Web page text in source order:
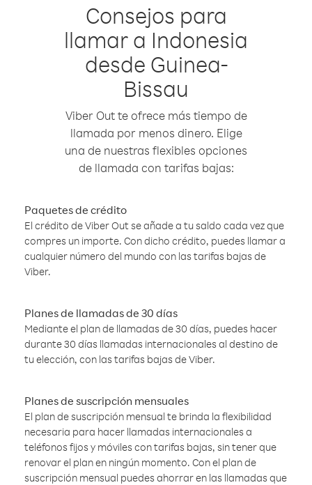
Consejos para
llamar a Indonesia
desde Guinea-
Bissau
Viber Out te ofrece más tiempo de
llamada por menos dinero. Elige
una de nuestras flexibles opciones
de llamada con tarifas bajas:
Paquetes de crédito
El crédito de Viber Out se añade a tu saldo cada vez que
compres un importe. Con dicho crédito, puedes llamar a
cualquier número del mundo con las tarifas bajas de
Viber.
Planes de llamadas de 30 días
Mediante el plan de llamadas de 30 días, puedes hacer
durante 30 días llamadas internacionales al destino de
tu elección, con las tarifas bajas de Viber.
Planes de suscripción mensuales
El plan de suscripción mensual te brinda la flexibilidad
necesaria para hacer llamadas internacionales a
teléfonos fijos y móviles con tarifas bajas, sin tener que
renovar el plan en ningún momento. Con el plan de
suscripción mensual puedes ahorrar en las llamadas que